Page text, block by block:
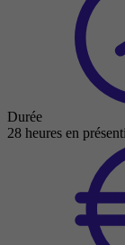
Durée
28 heures en